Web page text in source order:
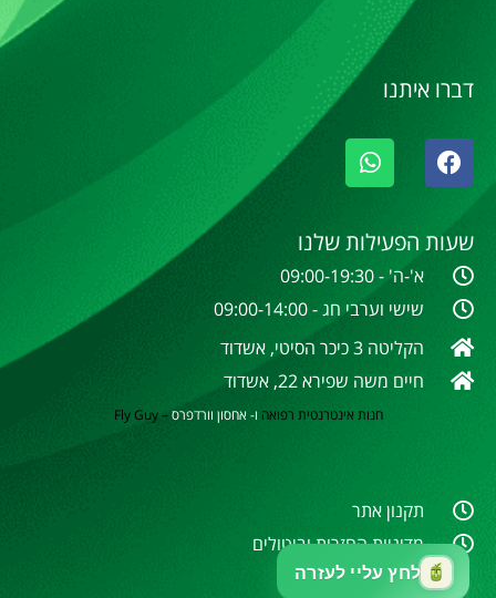
דברו איתנו
שעות הפעילות שלנו
א'-ה' - 09:00-19:30
שישי וערבי חג - 09:00-14:00
הקליטה 3 כיכר הסיטי, אשדוד
חיים משה שפירא 22, אשדוד
חנות אינטרנטית רפואה ו- אחסון וורדפרס–
Fly Guy
תקנון אתר
מדיניות החזרות וביטולים